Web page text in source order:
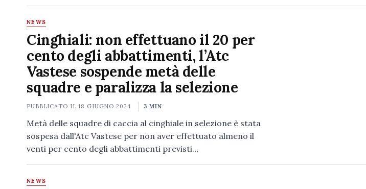
NEWS
Cinghiali: non effettuano il 20 per
cento degli abbattimenti, l’Atc
Vastese sospende metà delle
squadre e paralizza la selezione
PUBBLICATO IL18 GIUGNO 2024 3 MIN
Metà delle squadre di caccia al cinghiale in selezione è stata
sospesa dall'Atc Vastese per non aver effettuato almeno il
venti per cento degli abbattimenti previsti…
NEWS